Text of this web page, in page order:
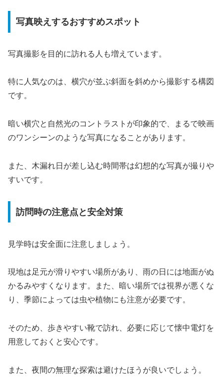
写真映えするおすすめスポット
写真撮影を目的に訪れる人も増えています。
特に人気なのは、横穴が並ぶ斜面を斜めから撮影する構図
です。
暗い横穴と自然光のコントラストが印象的で、まるで映画
のワンシーンのような写真になることがあります。
また、木漏れ日が差し込む時間帯は幻想的な写真が撮りや
すいです。
訪問時の注意点と安全対策
見学時は安全面に注意しましょう。
現地は足元が滑りやすい場所があり、雨の日には地面がぬ
かるみやすくなります。また、暗い場所では視界が悪くな
り、季節によっては虫や植物にも注意が必要です。
そのため、歩きやすい靴で訪れ、必要に応じて懐中電灯を
用意しておくと安心です。
また、夜間の無理な探索は避けたほうが良いでしょう。